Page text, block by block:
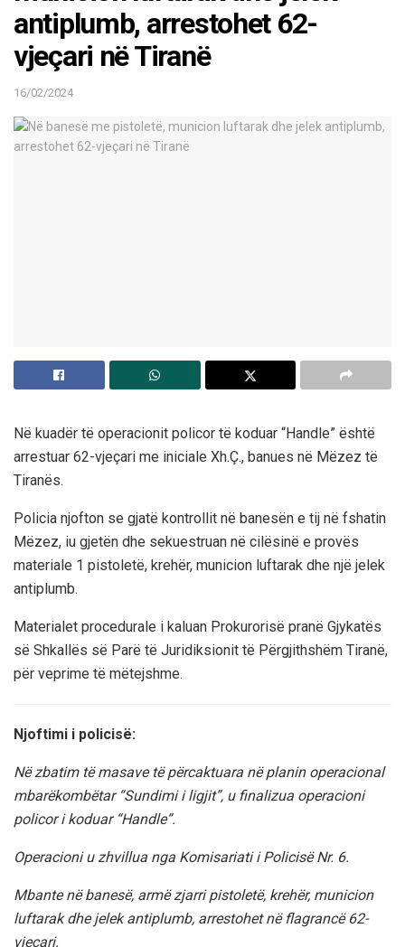
antiplumb, arrestohet 62-
vjeçari në Tiranë
16/02/2024
Në kuadër të operacionit policor të koduar “Handle” është
arrestuar 62-vjeçari me iniciale Xh.Ç., banues në Mëzez të
Tiranës.
Policia njofton se gjatë kontrollit në banesën e tij në fshatin
Mëzez, iu gjetën dhe sekuestruan në cilësinë e provës
materiale 1 pistoletë, krehër, municion luftarak dhe një jelek
antiplumb.
Materialet procedurale i kaluan Prokurorisë pranë Gjykatës
së Shkallës së Parë të Juridiksionit të Përgjithshëm Tiranë,
për veprime të mëtejshme.
Njoftimi i policisë:
Në zbatim të masave të përcaktuara në planin operacional
mbarëkombëtar “Sundimi i ligjit”, u finalizua operacioni
policor i koduar “Handle”.
Operacioni u zhvillua nga Komisariati i Policisë Nr. 6.
Mbante në banesë, armë zjarri pistoletë, krehër, municion
luftarak dhe jelek antiplumb, arrestohet në flagrancë 62-
vjeçari.